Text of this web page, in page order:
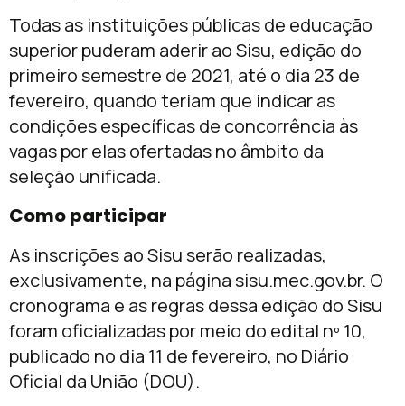
Todas as instituições públicas de educação
superior puderam aderir ao Sisu, edição do
primeiro semestre de 2021, até o dia 23 de
fevereiro, quando teriam que indicar as
condições específicas de concorrência às
vagas por elas ofertadas no âmbito da
seleção unificada.
Como participar
As inscrições ao Sisu serão realizadas,
exclusivamente, na página sisu.mec.gov.br. O
cronograma e as regras dessa edição do Sisu
foram oficializadas por meio do edital nº 10,
publicado no dia 11 de fevereiro, no Diário
Oficial da União (DOU).